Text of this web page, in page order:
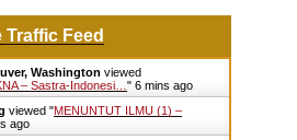
Traffic Feed
Washington viewed
– Sastra-Indonesi… " 6 mins ago
viewed "MENUNTUT ILMU (1) –
ago